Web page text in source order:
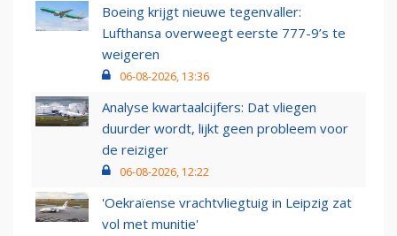
Boeing krijgt nieuwe tegenvaller:
Lufthansa overweegt eerste 777-9’s te
weigeren
06-08-2026, 13:36
Analyse kwartaalcijfers: Dat vliegen
duurder wordt, lijkt geen probleem voor
de reiziger
06-08-2026, 12:22
'Oekraïense vrachtvliegtuig in Leipzig zat
vol met munitie'